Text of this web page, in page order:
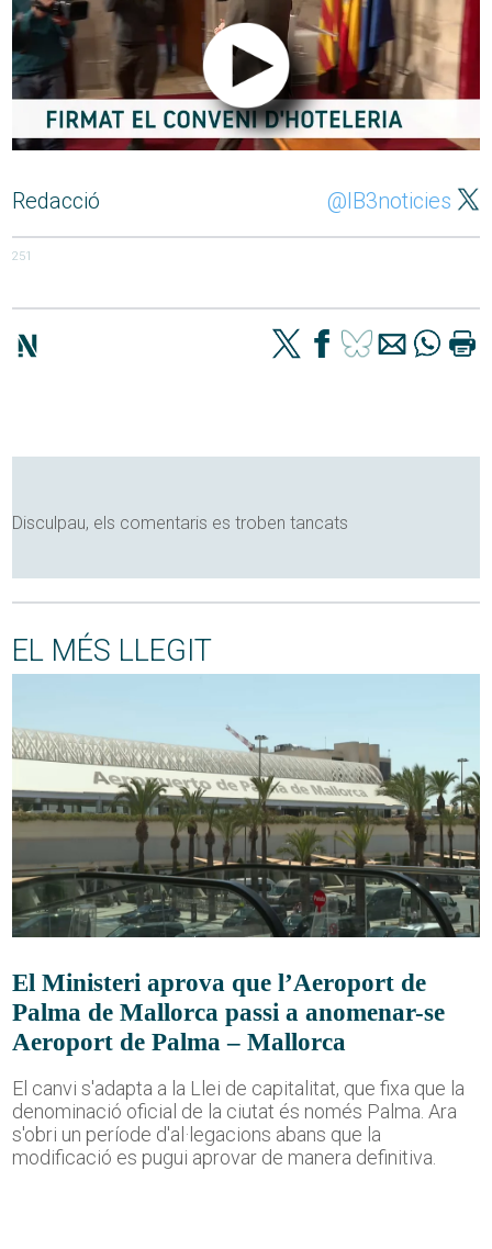
Redacció @IB3noticies
251
Disculpau, els comentaris es troben tancats
EL MÉS LLEGIT
El Ministeri aprova que l’Aeroport de
Palma de Mallorca passi a anomenar-se
Aeroport de Palma – Mallorca
El canvi s'adapta a la Llei de capitalitat, que fixa que la
denominació oficial de la ciutat és només Palma. Ara
s'obri un període d'al·legacions abans que la
modificació es pugui aprovar de manera definitiva.